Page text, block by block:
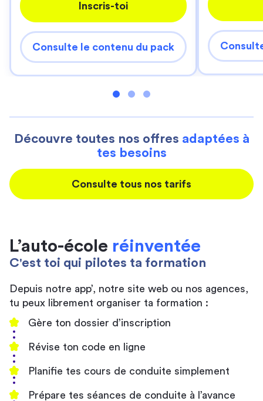
Inscris-toi
Consulte le contenu du pack
Découvre toutes nos offres adaptées à
tes besoins
Consulte tous nos tarifs
L’auto-école réinventée
C'est toi qui pilotes ta formation
Depuis notre app’, notre site web ou nos agences,
tu peux librement organiser ta formation :
Gère ton dossier d’inscription
Révise ton code en ligne
Planifie tes cours de conduite simplement
Prépare tes séances de conduite à l’avance